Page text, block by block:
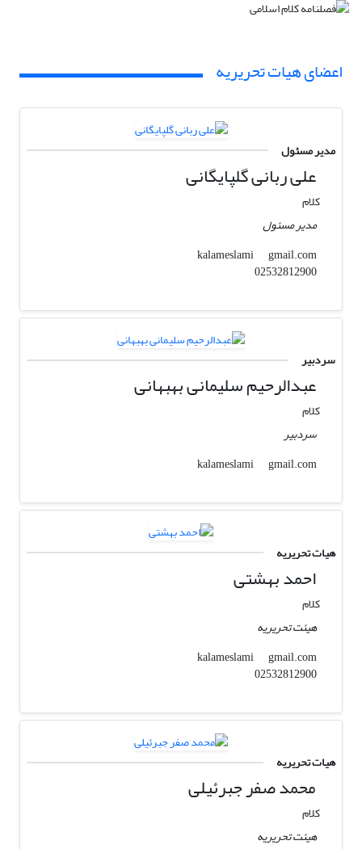
اعضای هیات تحریریه
مدیر مسئول
علی ربانی گلپایگانی
کلام
مدیر مسئول
kalameslami
gmail.com
02532812900
سردبیر
عبدالرحیم سلیمانی بهبهانی
کلام
سردبیر
kalameslami
gmail.com
هیات تحریریه
احمد بهشتی
کلام
هیئت تحریریه
kalameslami
gmail.com
02532812900
هیات تحریریه
محمد صفر جبرئیلی
کلام
هیئت تحریریه